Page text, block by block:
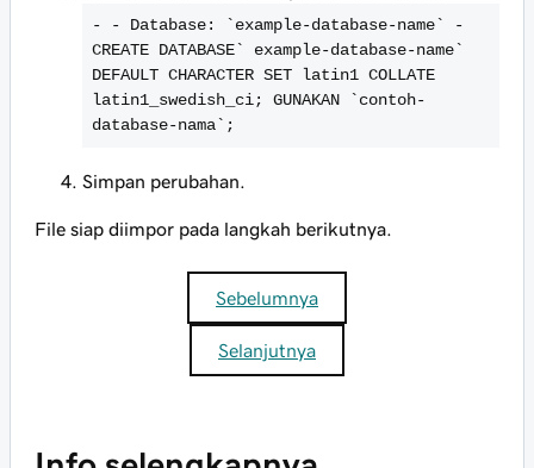
- - Database: `example-database-name` -
CREATE DATABASE` example-database-name`
DEFAULT CHARACTER SET latin1 COLLATE
latin1_swedish_ci; GUNAKAN `contoh-
database-nama`;
Simpan perubahan.
File siap diimpor pada langkah berikutnya.
Sebelumnya
Selanjutnya